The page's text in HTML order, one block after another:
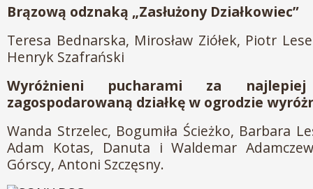
Brązową odznaką „Zasłużony Działkowiec”
Teresa Bednarska, Mirosław Ziółek, Piotr
Henryk Szafrański
Wyróżnieni pucharami za
zagospodarowaną działkę w ogrodzie
Wanda Strzelec, Bogumiła Ścieżko, Barbara
Adam Kotas, Danuta i Waldemar
Górscy, Antoni Szczęsny.